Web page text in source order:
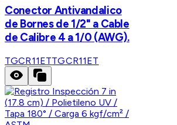
Conector Antivandalico
de Bornes de 1/2" a Cable
de Calibre 4 a 1/0 (AWG).
TGCR11ETTGCR11ET